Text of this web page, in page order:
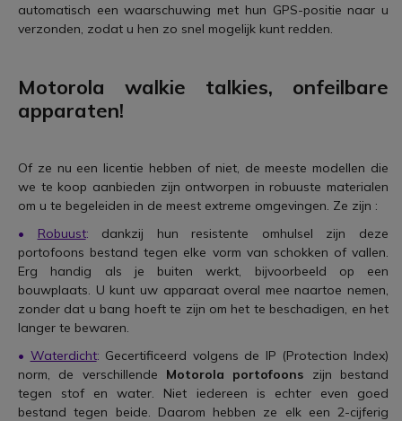
automatisch een waarschuwing met hun GPS-positie naar u
verzonden, zodat u hen zo snel mogelijk kunt redden.
Motorola walkie talkies, onfeilbare
apparaten!
Of ze nu een licentie hebben of niet, de meeste modellen die
we te koop aanbieden zijn ontworpen in robuuste materialen
om u te begeleiden in de meest extreme omgevingen. Ze zijn :
• Robuust: dankzij hun resistente omhulsel zijn deze
portofoons bestand tegen elke vorm van schokken of vallen.
Erg handig als je buiten werkt, bijvoorbeeld op een
bouwplaats. U kunt uw apparaat overal mee naartoe nemen,
zonder dat u bang hoeft te zijn om het te beschadigen, en het
langer te bewaren.
• Waterdicht: Gecertificeerd volgens de IP (Protection Index)
norm, de verschillende Motorola portofoons zijn bestand
tegen stof en water. Niet iedereen is echter even goed
bestand tegen beide. Daarom hebben ze elk een 2-cijferig